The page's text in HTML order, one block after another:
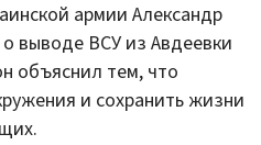
армии Александр
о выводе ВСУ из Авдеевки
объяснил тем, что
и сохранить жизни